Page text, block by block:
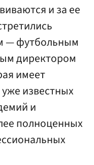
и за ее
— футбольным
директором
имеет
известных
и
полноценных